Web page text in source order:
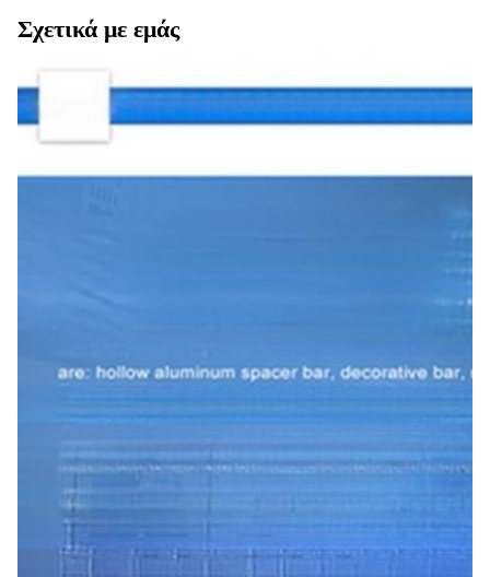
Σχετικά με εμάς